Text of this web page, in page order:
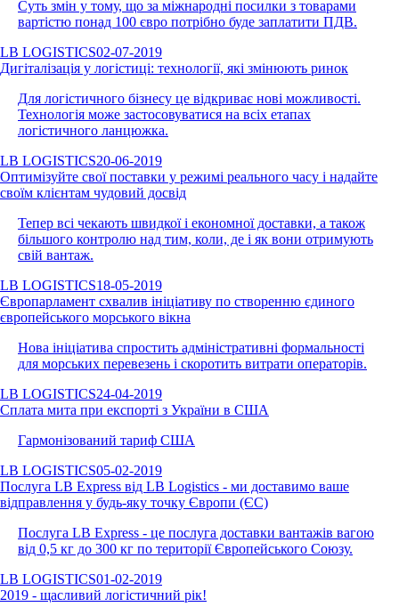
Суть змін у тому, що за міжнародні посилки з товарами
вартістю понад 100 євро потрібно буде заплатити ПДВ.
LB LOGISTICS02-07-2019
Дигіталізація у логістиці: технології, які змінюють ринок
Для логістичного бізнесу це відкриває нові можливості.
Технологія може застосовуватися на всіх етапах
логістичного ланцюжка.
LB LOGISTICS20-06-2019
Оптимізуйте свої поставки у режимі реального часу і надайте
своїм клієнтам чудовий досвід
Тепер всі чекають швидкої і економної доставки, а також
більшого контролю над тим, коли, де і як вони отримують
свій вантаж.
LB LOGISTICS18-05-2019
Європарламент схвалив ініціативу по створенню єдиного
європейського морського вікна
Нова ініціатива спростить адміністративні формальності
для морських перевезень і скоротить витрати операторів.
LB LOGISTICS24-04-2019
Сплата мита при експорті з України в США
Гармонізований тариф США
LB LOGISTICS05-02-2019
Послуга LB Express від LB Logistics - ми доставимо ваше
відправлення у будь-яку точку Європи (ЄС)
Послуга LB Express - це послуга доставки вантажів вагою
від 0,5 кг до 300 кг по території Європейського Союзу.
LB LOGISTICS01-02-2019
2019 - щасливий логістичний рік!